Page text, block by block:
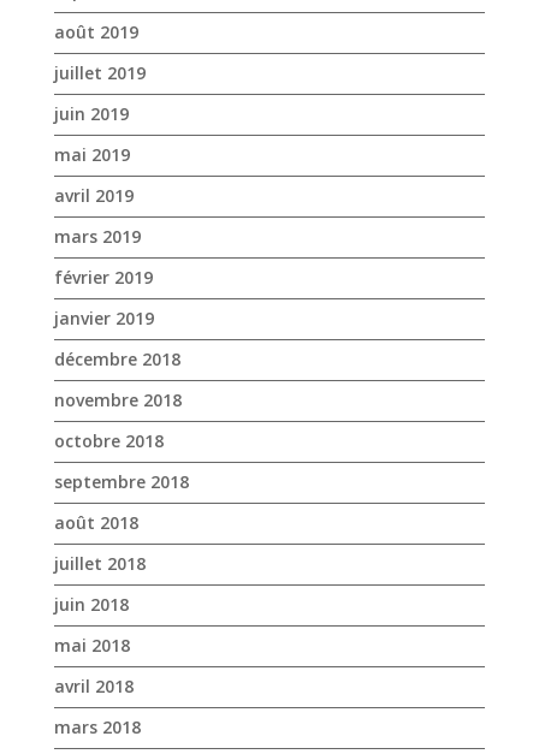
août 2019
juillet 2019
juin 2019
mai 2019
avril 2019
mars 2019
février 2019
janvier 2019
décembre 2018
novembre 2018
octobre 2018
septembre 2018
août 2018
juillet 2018
juin 2018
mai 2018
avril 2018
mars 2018